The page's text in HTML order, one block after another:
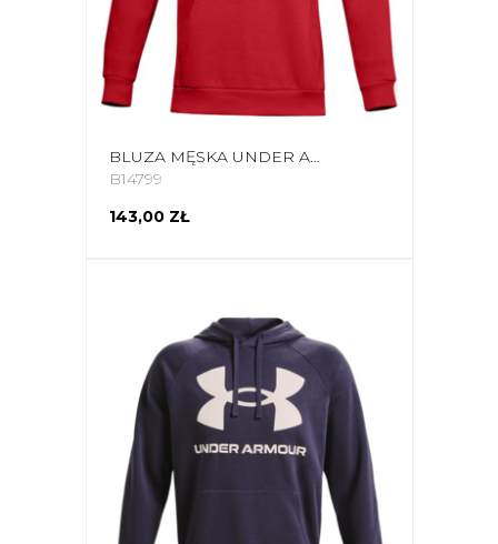
BLUZA MĘSKA UNDER ARMOUR RIVAL FLEECE BIG LOGO HD CZERWONA 1357093 608
B14799
143,00 ZŁ